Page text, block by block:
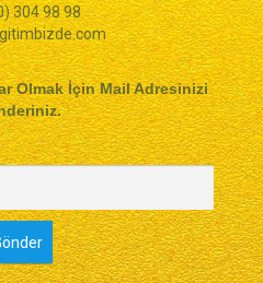
304 98 98
Olmak İçin Mail Adresinizi